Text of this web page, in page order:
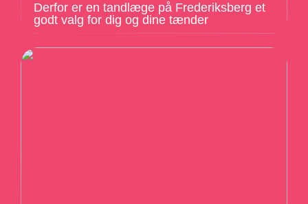
Derfor er en tandlæge på Frederiksberg et
godt valg for dig og dine tænder